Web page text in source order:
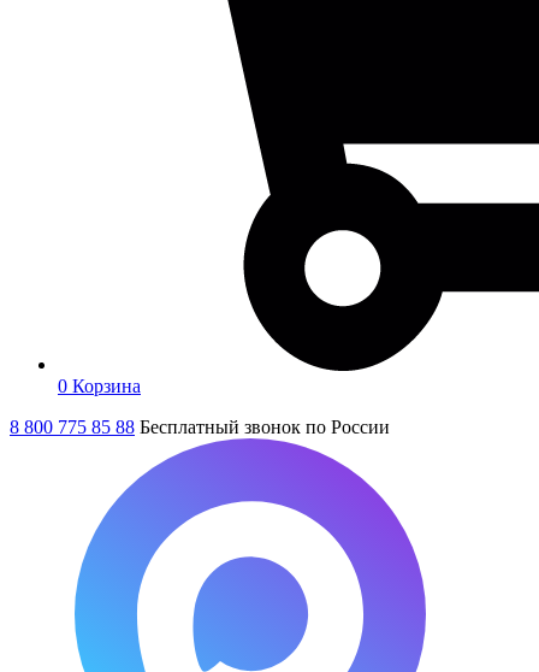
0 Корзина
8 800 775 85 88 Бесплатный звонок по России